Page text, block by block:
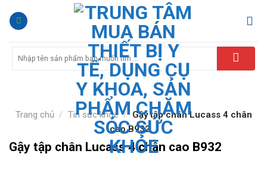
Trang chủ / Tin sức khỏe / Gậy tập chân Lucass 4 chân
cao B932
Gậy tập chân Lucass 4 chân cao B932